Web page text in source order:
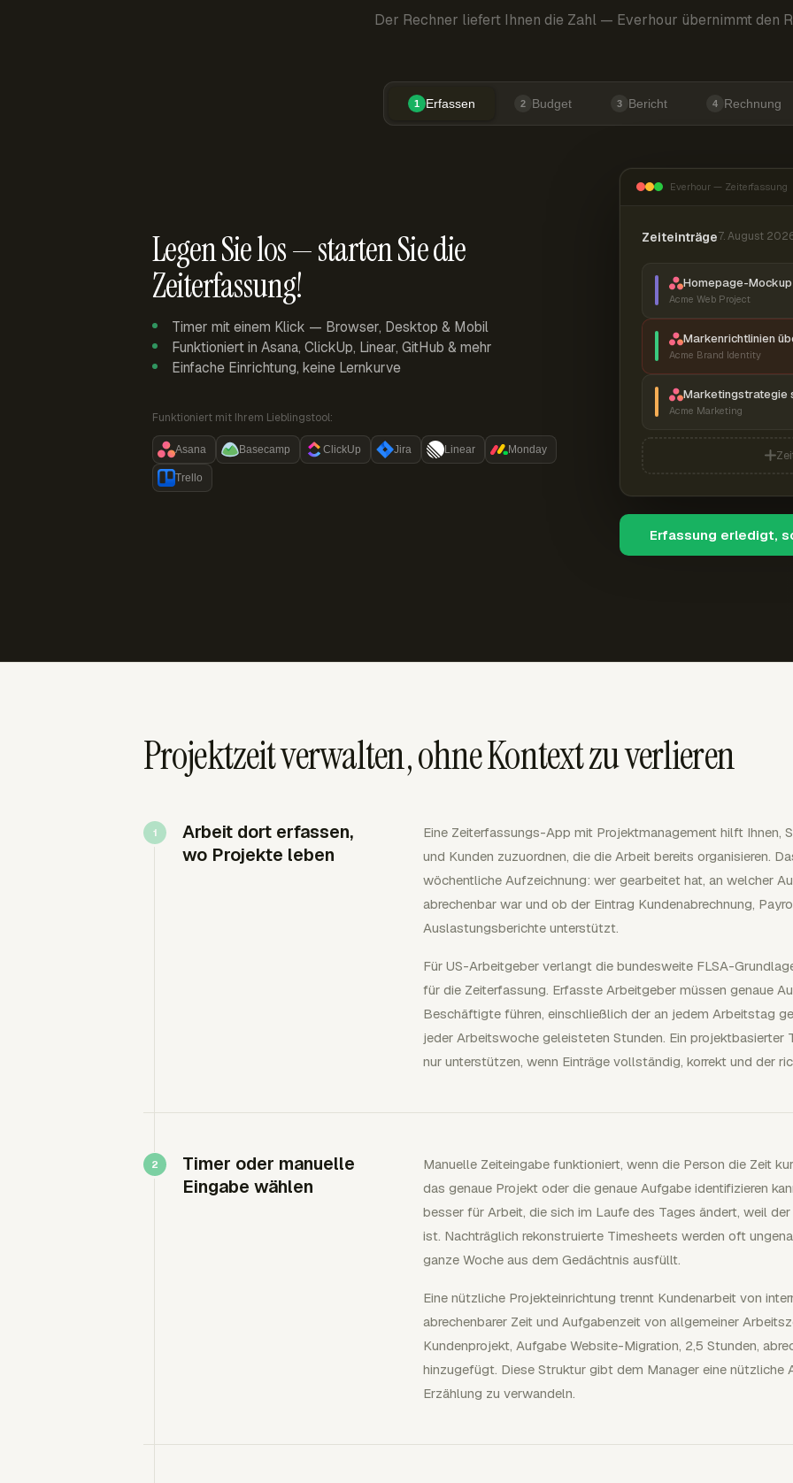
Der Rechner liefert Ihnen die Zahl — Everhour übernimmt den
1 Erfassen 2 Budget 3 Bericht 4 Rechnung
Legen Sie los — starten Sie die
Zeiterfassung!
Timer mit einem Klick — Browser, Desktop & Mobil
Funktioniert in Asana, ClickUp, Linear, GitHub & mehr
Einfache Einrichtung, keine Lernkurve
Funktioniert mit Ihrem Lieblingstool:
Asana Basecamp ClickUp Jira Linear Monday
Trello
Everhour — Zeiterfassung
Zeiteinträge7. August
Homepage-
Acme Web Project
Markenrichtlinien
Acme Brand Identity
Marketingstrategie
Acme Marketing
Erfassung erledigt,
Projektzeit verwalten, ohne Kontext zu verlieren
Arbeit dort erfassen,
wo Projekte leben
Eine Zeiterfassungs-App mit Projektmanagement hilft Ihnen,
und Kunden zuzuordnen, die die Arbeit bereits organisieren.
wöchentliche Aufzeichnung: wer gearbeitet hat, an welcher
abrechenbar war und ob der Eintrag Kundenabrechnung,
Auslastungsberichte unterstützt.
Für US-Arbeitgeber verlangt die bundesweite FLSA-
für die Zeiterfassung. Erfasste Arbeitgeber müssen genaue
Beschäftigte führen, einschließlich der an jedem Arbeitstag
jeder Arbeitswoche geleisteten Stunden. Ein projektbasierter
nur unterstützen, wenn Einträge vollständig, korrekt und der
Timer oder manuelle
Eingabe wählen
Manuelle Zeiteingabe funktioniert, wenn die Person die Zeit
das genaue Projekt oder die genaue Aufgabe identifizieren
besser für Arbeit, die sich im Laufe des Tages ändert, weil
ist. Nachträglich rekonstruierte Timesheets werden oft
ganze Woche aus dem Gedächtnis ausfüllt.
Eine nützliche Projekteinrichtung trennt Kundenarbeit von
abrechenbarer Zeit und Aufgabenzeit von allgemeiner
Kundenprojekt, Aufgabe Website-Migration, 2,5 Stunden,
hinzugefügt. Diese Struktur gibt dem Manager eine nützliche
Erzählung zu verwandeln.